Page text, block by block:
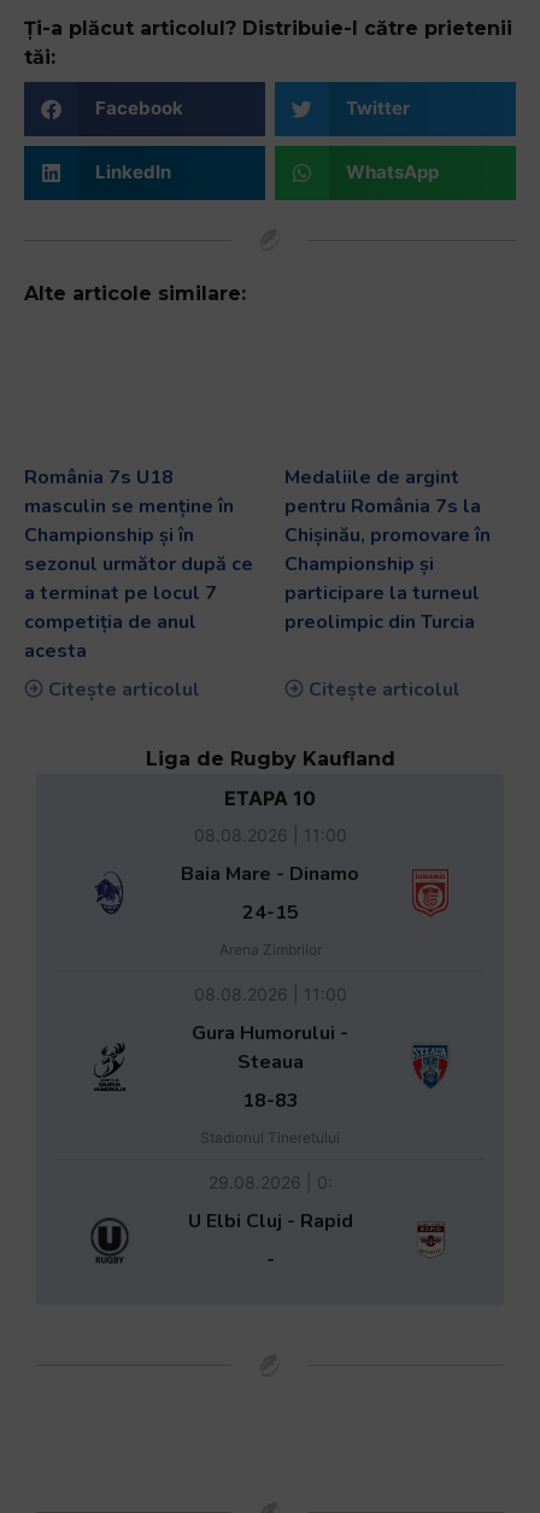
Ți-a plăcut articolul? Distribuie-l către prietenii
tăi:
Facebook Twitter
LinkedIn WhatsApp
Alte articole similare:
România 7s U18
masculin se menține în
Championship și în
sezonul următor după ce
a terminat pe locul 7
competiția de anul
acesta
Citește articolul
Medaliile de argint
pentru România 7s la
Chișinău, promovare în
Championship și
participare la turneul
preolimpic din Turcia
Citește articolul
Liga de Rugby Kaufland
ETAPA 10
08.08.2026 | 11:00
Baia Mare - Dinamo
24-15
Arena Zimbrilor
08.08.2026 | 11:00
Gura Humorului -
Steaua
18-83
Stadionul Tineretului
29.08.2026 | 0:
U Elbi Cluj - Rapid
-